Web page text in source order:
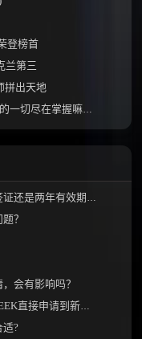
登榜首
兰第三
拼出天地
掌握嘛？[JessicaM]
年有效期的那种吗？
？
会有影响吗？
兰的工作可能性有多大？
适?